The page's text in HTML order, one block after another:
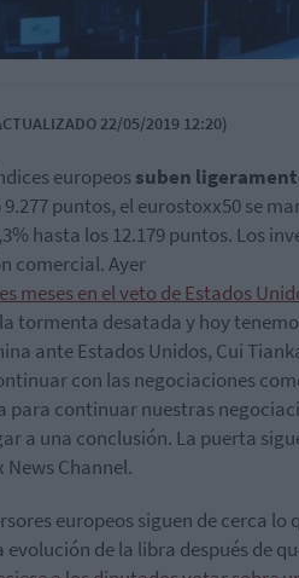
22/05/2019 12:20)
europeossuben
9.277 puntos, el eurostoxx50 se
hasta los 12.179 puntos. Los
comercial. Ayer
meses en el veto de Estados
tormenta desatada y hoy
ante Estados Unidos, Cui
con las negociaciones
para continuar nuestras
a una conclusión. La puerta
News Channel.
europeos siguen de cerca lo
evolución de la libra después de